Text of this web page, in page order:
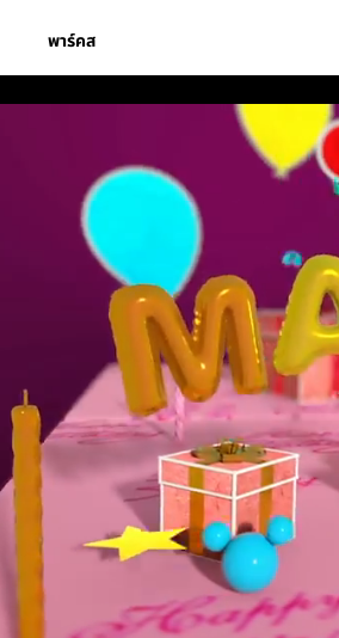
พาร์คส
ยพรวันเกิดดิสนีย์ประจำเ